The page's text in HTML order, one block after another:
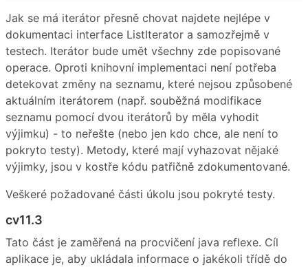
Jak se má iterátor přesně chovat najdete nejlépe v
dokumentaci interface ListIterator a samozřejmě v
testech. Iterátor bude umět všechny zde popisované
operace. Oproti knihovní implementaci není potřeba
detekovat změny na seznamu, které nejsou způsobené
aktuálním iterátorem (např. souběžná modifikace
seznamu pomocí dvou iterátorů by měla vyhodit
výjimku) - to neřešte (nebo jen kdo chce, ale není to
pokryto testy). Metody, které mají vyhazovat nějaké
výjimky, jsou v kostře kódu patřičně zdokumentované.
Veškeré požadované části úkolu jsou pokryté testy.
cv11.3
Tato část je zaměřená na procvičení java reflexe. Cíl
aplikace je, aby ukládala informace o jakékoli třídě do